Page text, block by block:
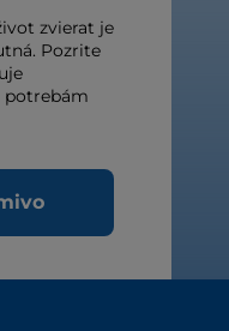
zvierat je
Pozrite
potrebám